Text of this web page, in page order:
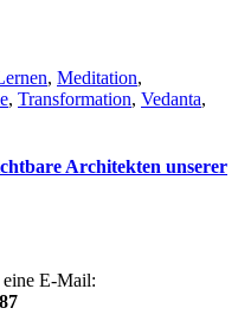
, Meditation,
, Transformation, Vedanta,
Architekten unserer
eine E-Mail: